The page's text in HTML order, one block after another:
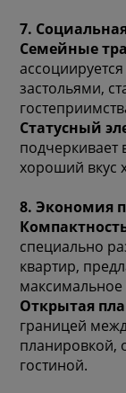
7.
Семейные
застольями,
Статусный
подчеркивает
хороший вкус
8. Экономия
специально
квартир,
максимальное
Открытая
границей
планировкой,
гостиной.